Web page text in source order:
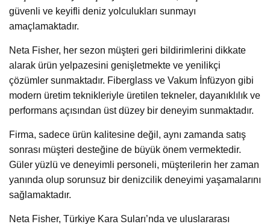
güvenli ve keyifli deniz yolculukları sunmayı
amaçlamaktadır.
Neta Fisher, her sezon müşteri geri bildirimlerini dikkate
alarak ürün yelpazesini genişletmekte ve yenilikçi
çözümler sunmaktadır. Fiberglass ve Vakum İnfüzyon gibi
modern üretim teknikleriyle üretilen tekneler, dayanıklılık ve
performans açısından üst düzey bir deneyim sunmaktadır.
Firma, sadece ürün kalitesine değil, aynı zamanda satış
sonrası müşteri desteğine de büyük önem vermektedir.
Güler yüzlü ve deneyimli personeli, müşterilerin her zaman
yanında olup sorunsuz bir denizcilik deneyimi yaşamalarını
sağlamaktadır.
Neta Fisher, Türkiye Kara Suları’nda ve uluslararası